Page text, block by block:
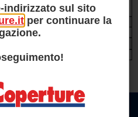
PRIMO PIANO
indirizzato sul sito
per continuare la